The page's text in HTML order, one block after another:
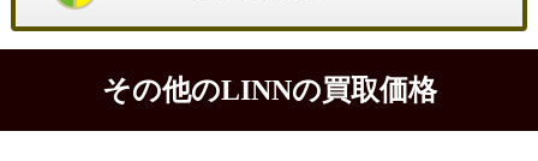
その他のLINNの買取価格